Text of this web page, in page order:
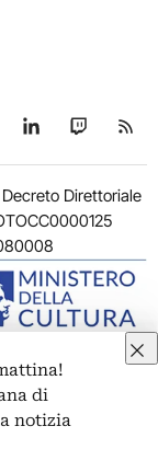
Telegram
su TikTok
Seguici su
Seguici
Direttoriale
II, 287 –
personali
di
notizia